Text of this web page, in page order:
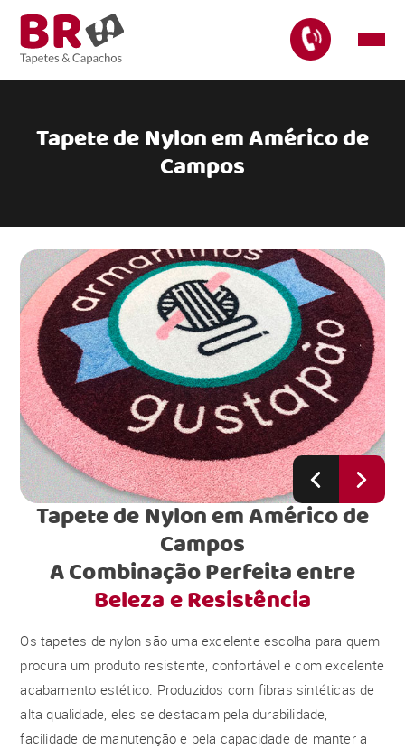
Tapete de Nylon em Américo de
Campos
Tapete de Nylon em Américo de
Campos
A Combinação Perfeita entre
Beleza e Resistência
Os tapetes de nylon são uma excelente escolha para quem
procura um produto resistente, confortável e com excelente
acabamento estético. Produzidos com fibras sintéticas de
alta qualidade, eles se destacam pela durabilidade,
facilidade de manutenção e pela capacidade de manter a